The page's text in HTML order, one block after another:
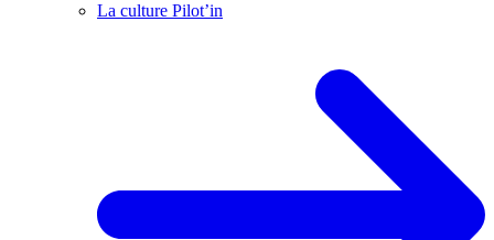
La culture Pilot’in